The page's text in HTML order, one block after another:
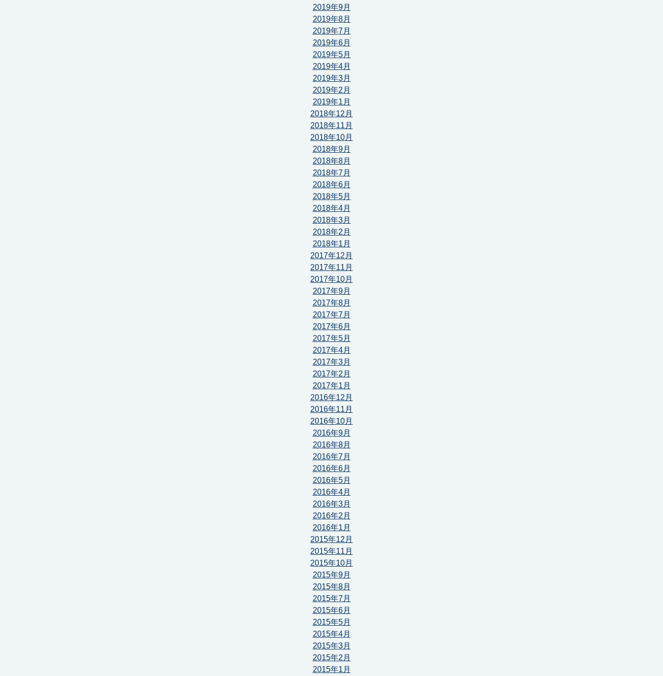
2019年9月
2019年8月
2019年7月
2019年6月
2019年5月
2019年4月
2019年3月
2019年2月
2019年1月
2018年12月
2018年11月
2018年10月
2018年9月
2018年8月
2018年7月
2018年6月
2018年5月
2018年4月
2018年3月
2018年2月
2018年1月
2017年12月
2017年11月
2017年10月
2017年9月
2017年8月
2017年7月
2017年6月
2017年5月
2017年4月
2017年3月
2017年2月
2017年1月
2016年12月
2016年11月
2016年10月
2016年9月
2016年8月
2016年7月
2016年6月
2016年5月
2016年4月
2016年3月
2016年2月
2016年1月
2015年12月
2015年11月
2015年10月
2015年9月
2015年8月
2015年7月
2015年6月
2015年5月
2015年4月
2015年3月
2015年2月
2015年1月